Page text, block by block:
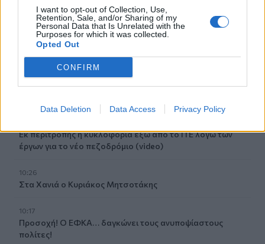
I want to opt-out of Collection, Use,
Retention, Sale, and/or Sharing of my
Personal Data that Is Unrelated with the
Purposes for which it was collected.
Opted Out
CONFIRM
Data Deletion Data Access Privacy Policy
10:39
Ευτύχιος Σαρτζετάκης: Οι πυρκαγιές έχουν τεράστιο
οικονομικό κόστος
Εξιχνιάστηκαν δύο εμπρησμοί στο Ρέθυμνο - Δικογραφία
Εκ περιτροπής η κυκλοφορία έξω από το ΙΤΕ λόγω των
έργων για το νέο πεζοδρόμιο (video)
10:26
Στα Χανιά ο Κυριάκος Μητσοτάκης
10:17
Προσοχή! Ο ΕΦΚΑ… δαγκώνει τους ανυποψίαστους
πολίτες!